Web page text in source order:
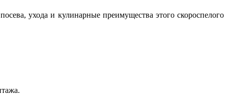
ухода и кулинарные преимущества этого скороспелого